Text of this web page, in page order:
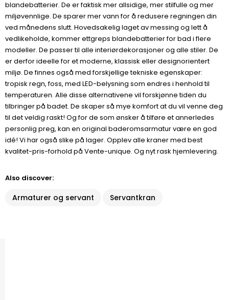
blandebatterier. De er faktisk mer allsidige, mer stilfulle og mer
miljøvennlige. De sparer mer vann for å redusere regningen din
ved månedens slutt. Hovedsakelig laget av messing og lett å
vedlikeholde, kommer ettgreps blandebatterier for bad i flere
modeller. De passer til alle interiørdekorasjoner og alle stiler. De
er derfor ideelle for et moderne, klassisk eller designorientert
miljø. De finnes også med forskjellige tekniske egenskaper:
tropisk regn, foss, med LED-belysning som endres i henhold til
temperaturen. Alle disse alternativene vil forskjønne tiden du
tilbringer på badet. De skaper så mye komfort at du vil venne deg
til det veldig raskt! Og for de som ønsker å tilføre et annerledes
personlig preg, kan en original baderomsarmatur være en god
idé! Vi har også slike på lager. Opplev alle kraner med best
kvalitet-pris-forhold på Vente-unique. Og nyt rask hjemlevering.
Also discover:
Armaturer og servant Servantkran